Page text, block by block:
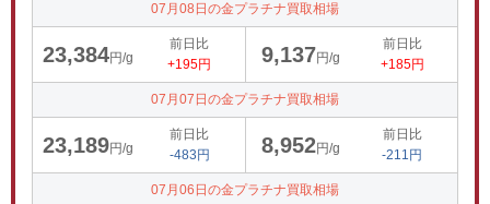
07月08日の金プラチナ買取相場
23,384円/g
前日比
+195円
9,137円/g
前日比
+185円
07月07日の金プラチナ買取相場
23,189円/g
前日比
-483円
8,952円/g
前日比
-211円
07月06日の金プラチナ買取相場